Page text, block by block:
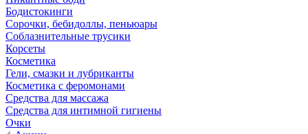
Бодистокинги
Сорочки, бебидоллы, пеньюары
Соблазнительные трусики
Корсеты
Косметика
Гели, смазки и лубриканты
Косметика с феромонами
Средства для массажа
Средства для интимной гигиены
Очки